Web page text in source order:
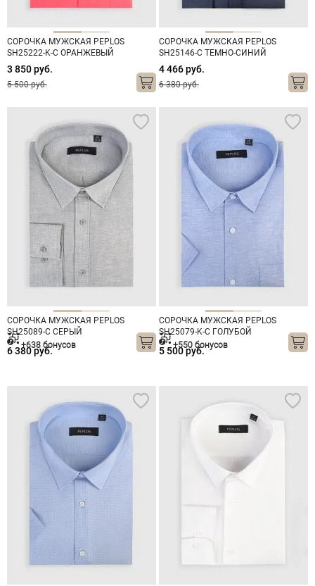
СОРОЧКА МУЖСКАЯ PEPLOS
SH25222-K-C ОРАНЖЕВЫЙ
3 850 руб.
5 500 руб.
СОРОЧКА МУЖСКАЯ PEPLOS
SH25146-C ТЕМНО-СИНИЙ
4 466 руб.
6 380 руб.
СОРОЧКА МУЖСКАЯ PEPLOS
SH25089-C СЕРЫЙ
6 380 руб.
+638 бонусов
СОРОЧКА МУЖСКАЯ PEPLOS
SH25079-K-C ГОЛУБОЙ
5 500 руб.
+550 бонусов